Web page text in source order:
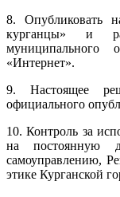
8. Опубликовать
курганцы» и
муниципального
«Интернет».
9. Настоящее
официального
10. Контроль за
на постоянную
самоуправлению,
этике Курганской